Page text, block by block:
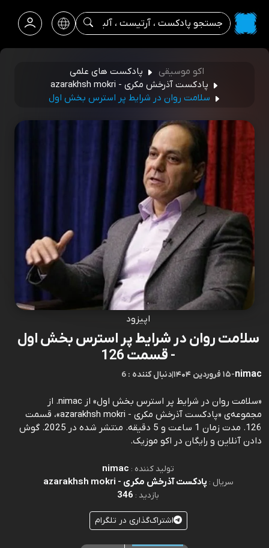
اکو موسیقی
پادکست های علمی
پادکست آذرخش مکری - azarakhsh mokri
سلامت روان در شرایط پر استرس بخش اول
اپیزود
سلامت روان در شرایط پر استرس بخش اول
- قسمت 126
nimac
-۱۵ فروردین ۱۴۰۴ |6 : دنبال کننده
«سلامت روان در شرایط پر استرس بخش اول» از nimac. از
مجموعه‌ی «پادکست آذرخش مکری - azarakhsh mokri»، قسمت
126. مدت زمان 1 ساعت و 5 دقیقه. منتشر شده در 2025. گوش
دادن آنلاین و رایگان در اکو موزیک.
تولید کننده : nimac
سریال : پادکست آذرخش مکری - azarakhsh mokri
بازدید : 346
اشتراک‌گذاری در تلگرام